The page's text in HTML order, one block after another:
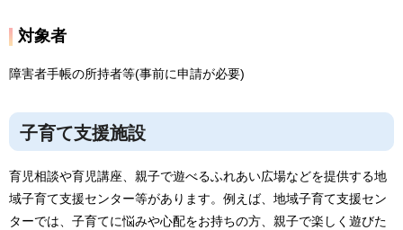
対象者
障害者手帳の所持者等(事前に申請が必要)
子育て支援施設
育児相談や育児講座、親子で遊べるふれあい広場などを提供する地
域子育て支援センター等があります。例えば、地域子育て支援セン
ターでは、子育てに悩みや心配をお持ちの方、親子で楽しく遊びた